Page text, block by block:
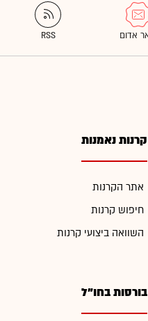
קרנות נאמנות
אתר הקרנות
חיפוש קרנות
השוואה ביצועי קרנות
בורסות בחו"ל